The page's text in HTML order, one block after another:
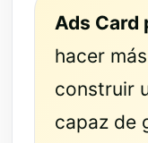
Ads Card
hacer
construir
capaz de